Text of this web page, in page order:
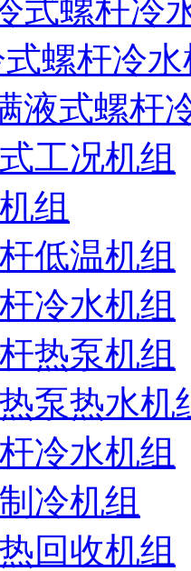
式螺杆冷
式螺杆冷
液式螺杆
工况机组
组
低温机组
冷水机组
热泵机组
泵热水机
冷水机组
冷机组
回收机组